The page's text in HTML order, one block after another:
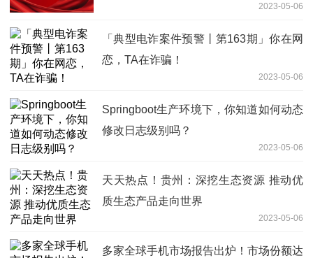
2023-05-06
「典型电诈案件预警丨第163期」你在网
恋，TA在诈骗！
2023-05-06
Springboot生产环境下，你知道如何动态
修改日志级别吗？
2023-05-06
天天热点！贵州：深挖生态资源 推动优
质生态产品走向世界
2023-05-06
多家全球手机市场报告出炉！市场份额达